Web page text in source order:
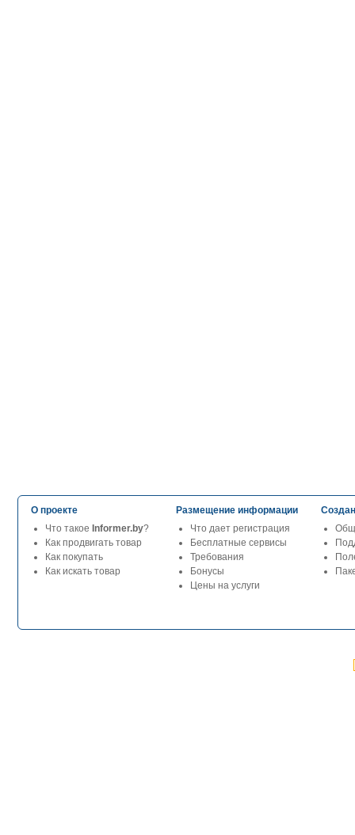
О проекте
Что такое Informer.by?
Как продвигать товар
Как покупать
Как искать товар
Размещение информации
Что дает регистрация
Бесплатные сервисы
Требования
Бонусы
Цены на услуги